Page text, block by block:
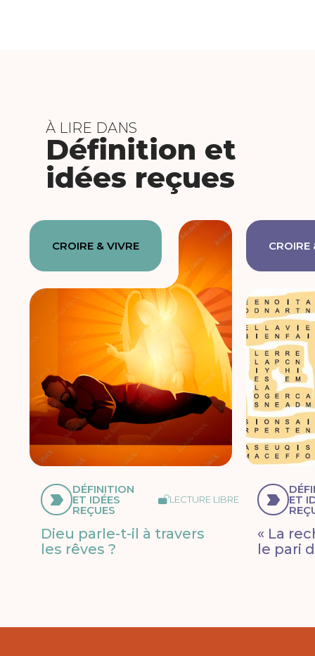
À LIRE DANS
Définition et
idées reçues
CROIRE & VIVRE
DÉFINITION
ET IDÉES
REÇUES
LECTURE LIBRE
Dieu parle-t-il à travers
les rêves ?
CROIRE
ET
« La
le pari